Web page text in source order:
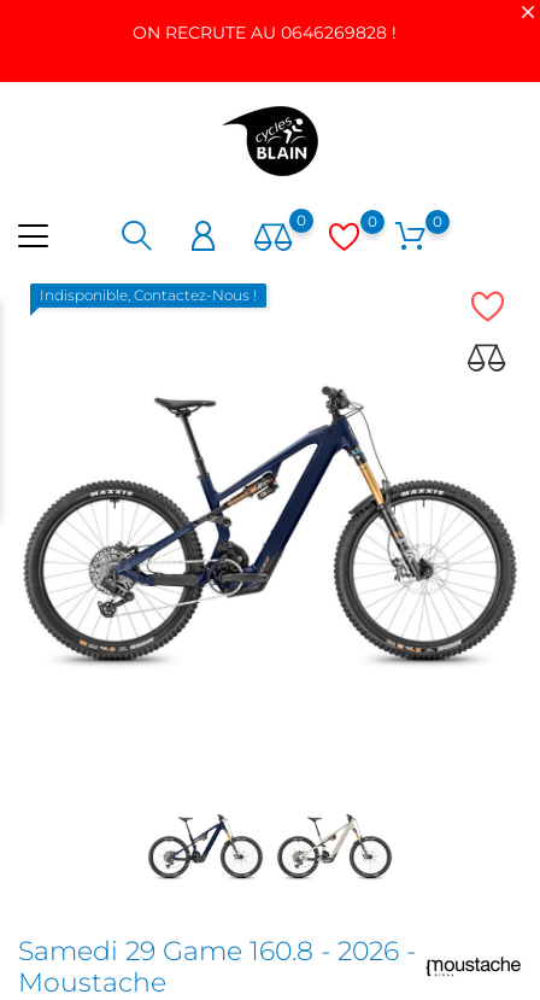
ON RECRUTE AU 0646269828 !
0 0 0
Indisponible, Contactez-Nous !
Samedi 29 Game 160.8 - 2026 -
Moustache